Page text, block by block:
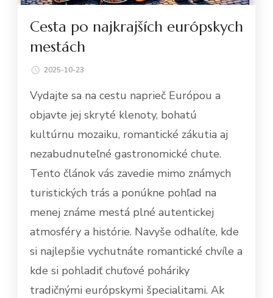
Cesta po najkrajších európskych
mestách
2025-10-23
Vydajte sa na cestu naprieč Európou a
objavte jej skryté klenoty, bohatú
kultúrnu mozaiku, romantické zákutia aj
nezabudnuteľné gastronomické chute.
Tento článok vás zavedie mimo známych
turistických trás a ponúkne pohľad na
menej známe mestá plné autentickej
atmosféry a histórie. Navyše odhalíte, kde
si najlepšie vychutnáte romantické chvíle a
kde si pohladiť chuťové poháriky
tradičnými európskymi špecialitami. Ak